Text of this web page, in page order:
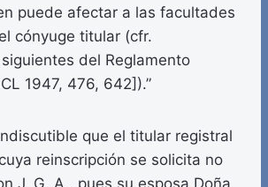
puede afectar a las facultades
cónyuge titular (cfr.
del Reglamento
1947, 476, 642]).”
que el titular registral
reinscripción se solicita no